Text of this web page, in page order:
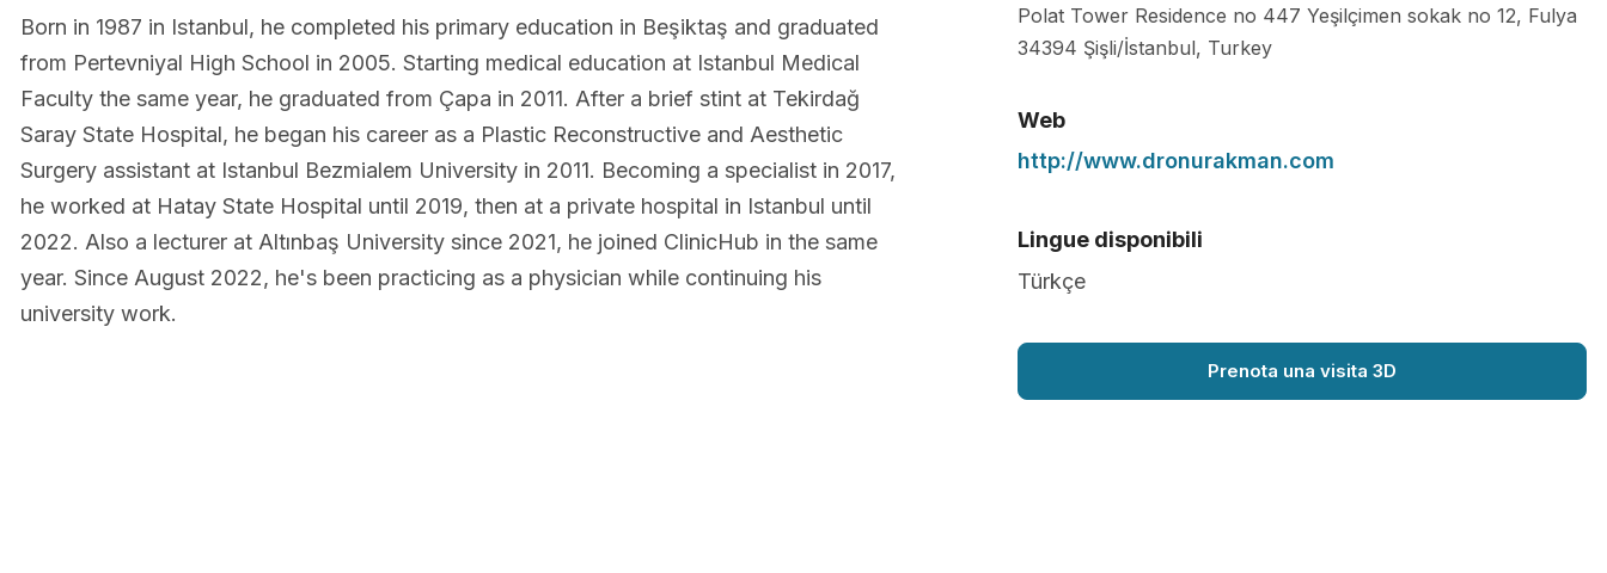
Born in 1987 in Istanbul, he completed his primary education in Beşiktaş and graduated
from Pertevniyal High School in 2005. Starting medical education at Istanbul Medical
Faculty the same year, he graduated from Çapa in 2011. After a brief stint at Tekirdağ
Saray State Hospital, he began his career as a Plastic Reconstructive and Aesthetic
Surgery assistant at Istanbul Bezmialem University in 2011. Becoming a specialist in 2017,
he worked at Hatay State Hospital until 2019, then at a private hospital in Istanbul until
2022. Also a lecturer at Altınbaş University since 2021, he joined ClinicHub in the same
year. Since August 2022, he's been practicing as a physician while continuing his
university work.
Polat Tower Residence no 447 Yeşilçimen sokak no 12, Fulya
34394 Şişli/İstanbul, Turkey
Web
http://www.dronurakman.com
Lingue disponibili
Türkçe
Prenota una visita 3D